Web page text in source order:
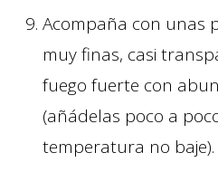
Acompaña con unas
muy finas, casi
fuego fuerte con
(añádelas poco a
temperatura no baje).